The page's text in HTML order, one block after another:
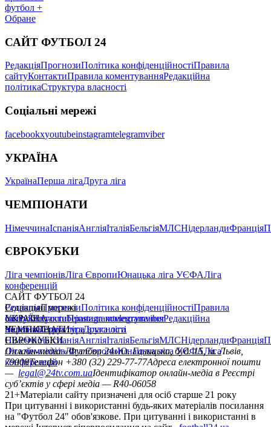
футбол +
Обране
САЙТ ФУТБОЛ 24
РедакціяПрогнозиПолітика конфіденційностіПравила
сайтуКонтактиПравила коментуванняРедакційна
політикаСтруктура власності
Соціальні мережі
facebookxyoutubeinstagramtelegramviber
УКРАЇНА
УкраїнаПерша лігаДруга ліга
ЧЕМПІОНАТИ
НімеччинаІспаніяАнгліяІталіяБельгіяМЛСНідерландиФранція
ЄВРОКУБКИ
Ліга чемпіонівЛіга ЄвропиЮнацька ліга УЄФАЛіга
конференцій
САЙТ ФУТБОЛ 24
РедакціяПрогнозиПолітика конфіденційностіПравила
сайтуКонтактиПравила коментуванняРедакційна
політикаСтруктура власності
Соціальні мережі
facebookxyoutubeinstagramtelegramviber
УКРАЇНА
УкраїнаПерша лігаДруга ліга
ЧЕМПІОНАТИ
НімеччинаІспаніяАнгліяІталіяБельгіяМЛСНідерландиФранція
ЄВРОКУБКИ
Ліга чемпіонівЛіга ЄвропиЮнацька ліга УЄФАЛіга
конференцій
Онлайн-медіа «Футбол 24»пл. Галицька, буд. 15, м. Львів,
79008Телефон +380 (32) 229-77-77Адреса електронної пошти
— legal@24tv.com.uaІдентифікатор онлайн-медіа в Реєстрі
суб’єктів у сфері медіа — R40-06058
21+Матеріали сайту призначені для осіб старше 21 року
При цитуванні і використанні будь-яких матеріалів посилання
на "Футбол 24" обов'язкове. При цитуванні і використанні в